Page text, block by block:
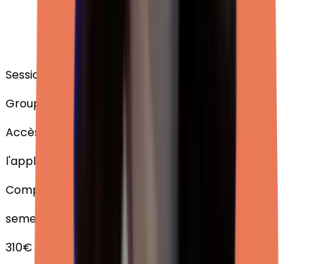
Sessions d'1h30
Groupe de pairs de
Accès à
l'application de suivi
Compte rendu
semestriel
310€